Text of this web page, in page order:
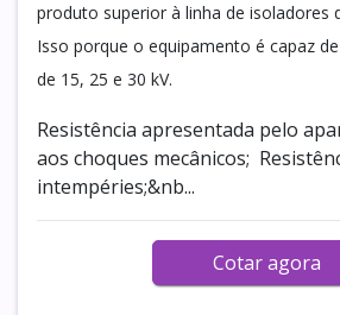
produto superior à linha de isoladores
Isso porque o equipamento é capaz
de 15, 25 e 30 kV.
Resistência apresentada pelo
aos choques mecânicos;
intempéries;&nb...
Cotar agora